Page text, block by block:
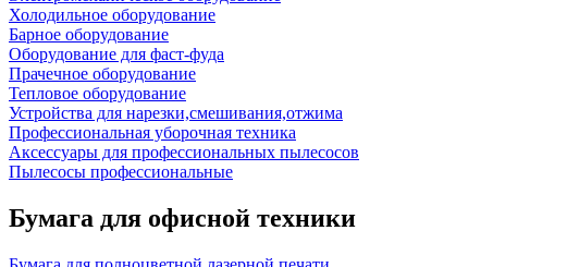
Холодильное оборудование
Барное оборудование
Оборудование для фаст-фуда
Прачечное оборудование
Тепловое оборудование
Устройства для нарезки,смешивания,отжима
Профессиональная уборочная техника
Аксессуары для профессиональных пылесосов
Пылесосы профессиональные
Бумага для офисной техники